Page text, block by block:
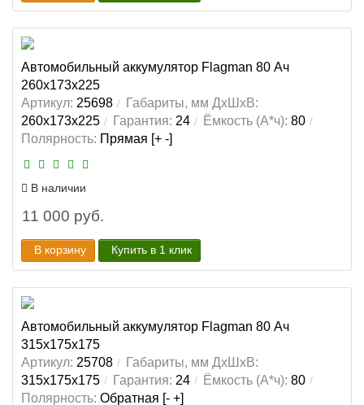
Автомобильный аккумулятор Flagman 80 Ач
260x173x225
Артикул: 25698
Габариты, мм ДхШхВ:
260x173x225
Гарантия: 24 Ёмкость (А*ч): 80
Полярность: Прямая [+ -]
В наличии
11 000 руб.
В корзину Купить в 1 клик
Автомобильный аккумулятор Flagman 80 Ач
315x175x175
Артикул: 25708
Габариты, мм ДхШхВ:
315x175x175
Гарантия: 24 Ёмкость (А*ч): 80
Полярность: Обратная [- +]